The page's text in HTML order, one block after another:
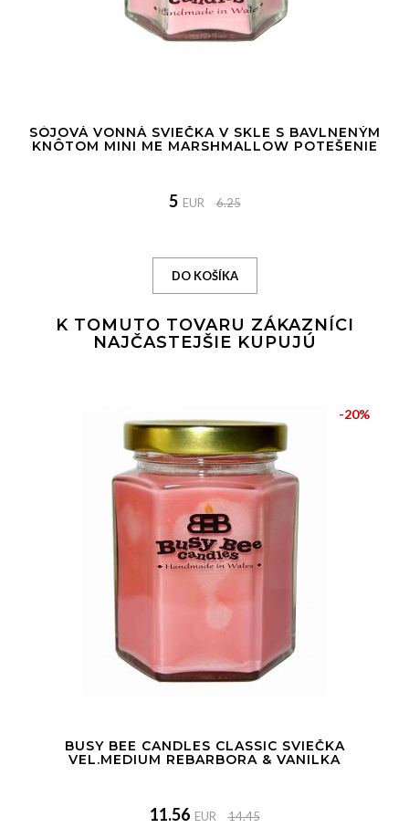
SÓJOVÁ VONNÁ SVIEČKA V SKLE S BAVLNENÝM
KNÔTOM MINI ME MARSHMALLOW POTEŠENIE
5 EUR 6.25
K TOMUTO TOVARU ZÁKAZNÍCI
NAJČASTEJŠIE KUPUJÚ
-20%
BUSY BEE CANDLES CLASSIC SVIEČKA
VEL.MEDIUM REBARBORA & VANILKA
11.56 EUR 14.45